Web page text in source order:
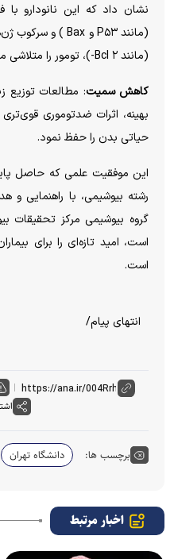
نشان داد که این نانودارو با
(مانند P۵۳ و
Bax) و سرکوب
(مانند ۲
Bcl-)، تومور را متلاشی
کاهش سمیت: مطالعات توزیع
بهینه، اثرات ضدتوموری
حیاتی بدن را حفظ نمود.
این موفقیت علمی که حاصل
رشته بیوشیمی، با راهنمایی و
گروه بیوشیمی مرکز تحقیقات
است، امید تازه‌ای را برای
است.
انتهای پیام/
برچسب ها: دانشگاه تهران
اخبار مرتبط